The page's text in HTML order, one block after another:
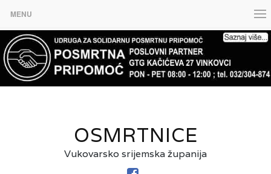
MENU
OSMRTNICE
Vukovarsko srijemska županija